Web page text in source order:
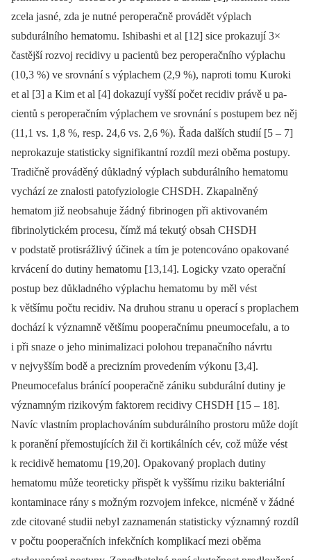
zcela jasné, zda je nutné peroperačně provádět výplach
subdurálního hematomu. Ishibashi et al [12] sice prokazují 3×
častější rozvoj recidivy u pa­cientů bez peroperačního výplachu
(10,3 %) ve srovnání s výplachem (2,9 %), naproti tomu Kuroki
et al [3] a Kim et al [4] dokazují vyšší počet recidiv právě u pa­
cientů s peroperačním výplachem ve srovnání s postupem bez něj
(11,1 vs. 1,8 %, resp. 24,6 vs. 2,6 %). Řada dalších studií [5 –⁠ 7]
neprokazuje statisticky signifikantní rozdíl mezi oběma postupy.
Tradičně prováděný důkladný výplach subdurálního hematomu
vychází ze znalosti patofyziologie CHSDH. Zkapalněný
hematom již neobsahuje žádný fibrinogen při aktivovaném
fibrinolytickém procesu, čímž má tekutý obsah CHSDH
v podstatě protisrážlivý účinek a tím je potencováno opakované
krvácení do dutiny hematomu [13,14]. Logicky vzato operační
postup bez důkladného výplachu hematomu by měl vést
k většímu počtu recidiv. Na druhou stranu u operací s proplachem
dochází k významně většímu pooperačnímu pneumocefalu, a to
i při snaze o jeho minimalizaci polohou trepanačního návrtu
v nejvyšším bodě a precizním provedením výkonu [3,4].
Pneumocefalus bránící pooperačně zániku subdurální dutiny je
významným rizikovým faktorem recidivy CHSDH [15 –⁠ 18].
Navíc vlastním proplachováním subdurálního prostoru může dojít
k poranění přemostujících žil či kortikálních cév, což může vést
k recidivě hematomu [19,20]. Opakovaný proplach dutiny
hematomu může teoreticky přispět k vyššímu riziku bakteriální
kontaminace rány s možným rozvojem infekce, nicméně v žádné
zde citované studii nebyl zaznamenán statisticky významný rozdíl
v počtu pooperačních infekčních komplikací mezi oběma